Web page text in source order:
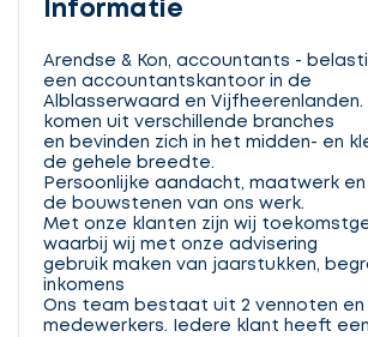
Informatie
Arendse & Kon, accountants -
een accountantskantoor in de
Alblasserwaard en Vijfheerenlanden.
komen uit verschillende branches
en bevinden zich in het midden- en
de gehele breedte.
Persoonlijke aandacht, maatwerk
de bouwstenen van ons werk.
Met onze klanten zijn wij
waarbij wij met onze advisering
gebruik maken van jaarstukken,
inkomens
Ons team bestaat uit 2 vennoten en
medewerkers. Iedere klant heeft